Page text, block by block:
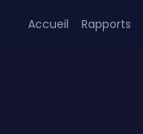
Accueil Rapports